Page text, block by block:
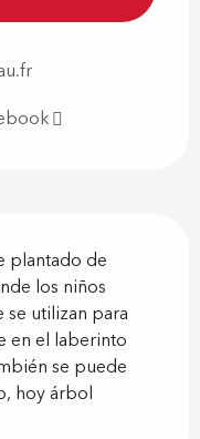
plantado de
los niños
se utilizan para
en el laberinto
se puede
hoy árbol